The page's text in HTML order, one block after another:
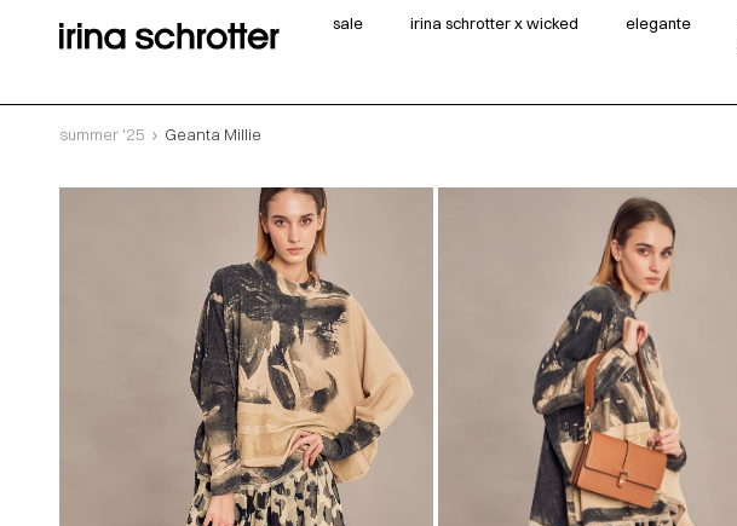
sale irina schrotter x wicked elegante
summer '25 Geanta Millie